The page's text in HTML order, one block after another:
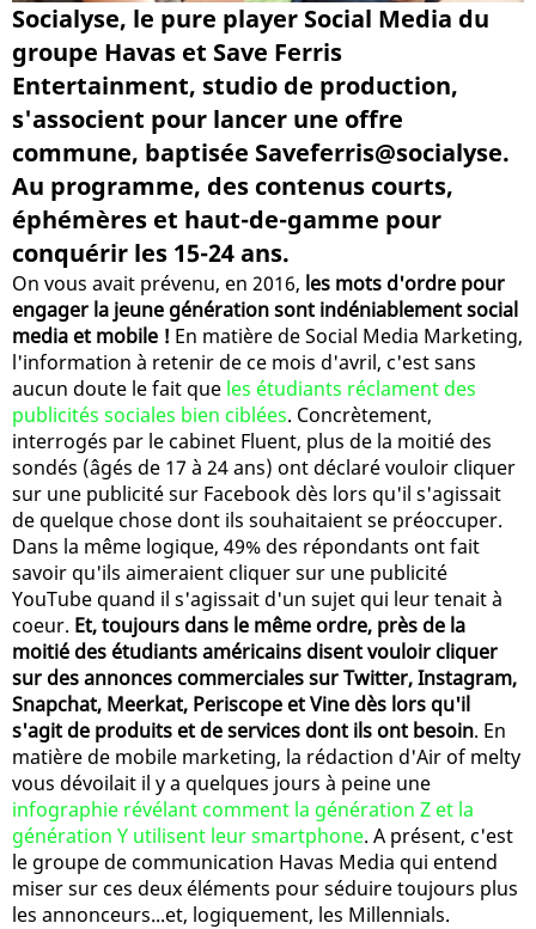
Socialyse, le pure player Social Media du
groupe Havas et Save Ferris
Entertainment, studio de production,
s'associent pour lancer une offre
commune, baptisée Saveferris@socialyse.
Au programme, des contenus courts,
éphémères et haut-de-gamme pour
conquérir les 15-24 ans.
On vous avait prévenu, en 2016, les mots d'ordre pour
engager la jeune génération sont indéniablement social
media et mobile ! En matière de Social Media Marketing,
l'information à retenir de ce mois d'avril, c'est sans
aucun doute le fait que les étudiants réclament des
publicités sociales bien ciblées. Concrètement,
interrogés par le cabinet Fluent, plus de la moitié des
sondés (âgés de 17 à 24 ans) ont déclaré vouloir cliquer
sur une publicité sur Facebook dès lors qu'il s'agissait
de quelque chose dont ils souhaitaient se préoccuper.
Dans la même logique, 49% des répondants ont fait
savoir qu'ils aimeraient cliquer sur une publicité
YouTube quand il s'agissait d'un sujet qui leur tenait à
coeur. Et, toujours dans le même ordre, près de la
moitié des étudiants américains disent vouloir cliquer
sur des annonces commerciales sur Twitter, Instagram,
Snapchat, Meerkat, Periscope et Vine dès lors qu'il
s'agit de produits et de services dont ils ont besoin. En
matière de mobile marketing, la rédaction d'Air of melty
vous dévoilait il y a quelques jours à peine une
infographie révélant comment la génération Z et la
génération Y utilisent leur smartphone. A présent, c'est
le groupe de communication Havas Media qui entend
miser sur ces deux éléments pour séduire toujours plus
les annonceurs...et, logiquement, les Millennials.